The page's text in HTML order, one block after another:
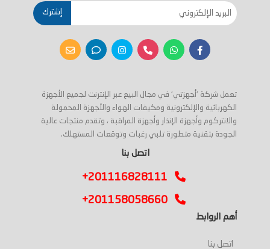
إشترك
تعمل شركة 'أجهزتي' في مجال البيع عبر الإنترنت لجميع الأجهزة
الكهربائية والإلكترونية ومكيفات الهواء والأجهزة المحمولة
والانتركوم وأجهزة الإنذار وأجهزة المراقبة ، وتقدم منتجات عالية
الجودة بتقنية متطورة تلبي رغبات وتوقعات المستهلك.
اتصل بنا
+201116828111
+201158058660
أهم الروابط
اتصل بنا